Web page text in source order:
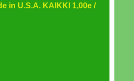
in U.S.A. KAIKKI 1,00e /